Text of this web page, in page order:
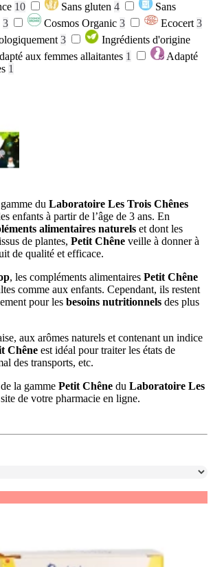
10 Sans gluten 4
Sans
3 Cosmos Organic 3 Ecocert 3
3
Ingrédients d'origine
aux femmes allaitantes 1
Adapté
1
du Laboratoire Les Trois Chênes
enfants à partir de l’âge de 3 ans. En
alimentaires naturels et dont les
de plantes, Petit Chêne veille à donner à
de qualité et efficace.
, les compléments alimentaires Petit Chêne
comme aux enfants. Cependant, ils restent
pour les besoins nutritionnels des plus
aux arômes naturels et contenant un indice
Chêne est idéal pour traiter les états de
des transports, etc.
la gamme Petit Chêne du Laboratoire Les
de votre pharmacie en ligne.